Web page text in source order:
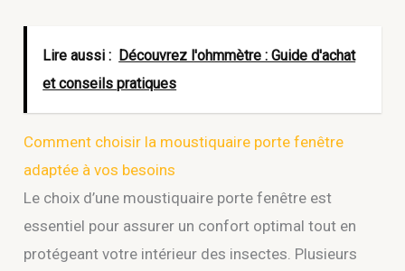
Lire aussi : Découvrez l'ohmmètre : Guide d'achat
et conseils pratiques
Comment choisir la moustiquaire porte fenêtre
adaptée à vos besoins
Le choix d’une moustiquaire porte fenêtre est
essentiel pour assurer un confort optimal tout en
protégeant votre intérieur des insectes. Plusieurs